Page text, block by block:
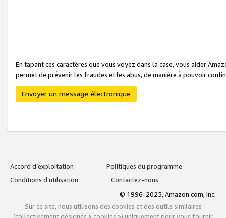
En tapant ces caractères que vous voyez dans la case, vous aider
permet de prévenir les fraudes et les abus, de manière à pouvoir
Envoyer un message électronique
Accord d’exploitation
Politiques du programme
Conditions d’utilisation
Contactez-nous
© 1996-2025, Amazon.com, Inc.
Sur ce site, nous utilisons des cookies et des outils similaires